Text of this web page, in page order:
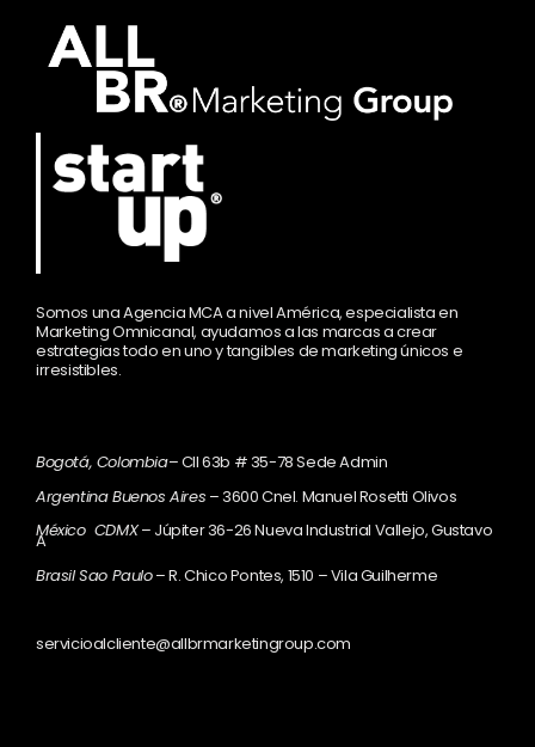
Somos una Agencia MCA a nivel América, especialista en
Marketing Omnicanal, ayudamos a las marcas a crear
estrategias todo en uno y tangibles de marketing únicos e
irresistibles.
Bogotá, Colombia– Cll 63b # 35-78 Sede Admin
Argentina Buenos Aires – 3600 Cnel. Manuel Rosetti Olivos
México CDMX– Júpiter 36-26 Nueva Industrial Vallejo, Gustavo
A
Brasil Sao Paulo– R. Chico Pontes, 1510 – Vila Guilherme
servicioalcliente@allbrmarketingroup.com